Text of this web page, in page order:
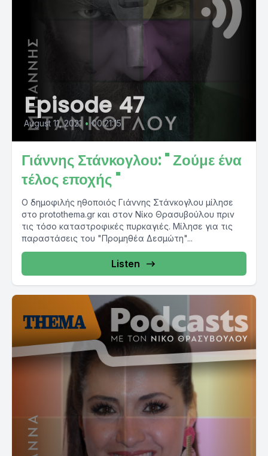
Episode 47
August 11, 2021 • 00:21:15
Γιάννης Στάνκογλου: " Ζούμε ένα
τέλος εποχής "
Ο δημοφιλής ηθοποιός Γιάννης Στάνκογλου μίλησε
στο protothema.gr και στον Νίκο Θρασυβούλου πριν
τις τόσο καταστροφικές πυρκαγιές. Μίλησε για τις
παραστάσεις του "Προμηθέα Δεσμώτη"...
Listen